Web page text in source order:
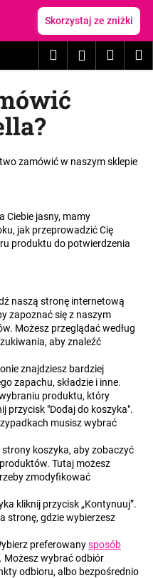
Skorzystaj ze zniżki
SzukajZaloguj
zamówić w naszym sklepie
Ciebie jasny, mamy
jak przeprowadzić Cię
produktu do potwierdzenia
naszą stronę internetową
zapoznać się z naszym
Możesz przeglądać według
aby znaleźć
znajdziesz bardziej
zapachu, składzie i inne.
produktu, który
przycisk "Dodaj do koszyka".
musisz wybrać
strony koszyka, aby zobaczyć
Tutaj możesz
zmodyfikować
kliknij przycisk „Kontynuuj”.
stronę, gdzie wybierzesz
preferowanysposób
Możesz wybrać odbiór
odbioru, albo bezpośrednio